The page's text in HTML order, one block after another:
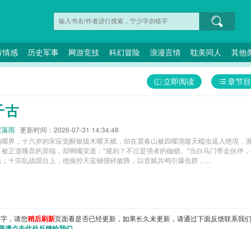
情感 历史军事 网游竞技 科幻冒险 浪漫言情 耽美同人 其他
章节
立即阅读
古
雨 更新时间：2026-07-31 14:34:48
界，十六岁的宋应觉醒银级木曜天赋，却在震春山被四曜境噬天蠕虫逼入绝境，
正道唾弃的异端，却咧嘴笑道："规则？不过是强者的枷锁。"当白马门带走伙伴
十宗乱战擂台上，他操控天蓝鳗撞碎敌阵，以音赋共鸣引爆虫群，...
，请您稍后刷新页面看是否已经更新，如果长久未更新，请通过下面反馈联系我